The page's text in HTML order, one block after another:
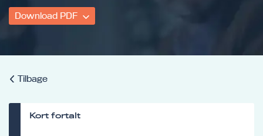
Download PDF
Tilbage
Kort fortalt